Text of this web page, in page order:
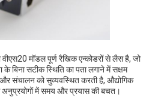
मॉडल पूर्ण रैखिक एन्कोडरों से लैस है, जो
के बिना सटीक स्थिति का पता लगाने में सक्षम
संचालन को सुव्यवस्थित करती है, औद्योगिक
में समय और प्रयास की बचत।